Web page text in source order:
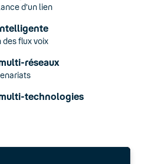
d'un lien
flux voix
réseaux
technologies